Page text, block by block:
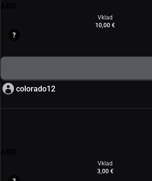
Vklad
10,00 €
colorado12
Vklad
3,00 €